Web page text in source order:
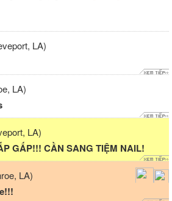
LA)
LA)
LA)
GẤP!!! CẦN SANG TIỆM NAIL!
LA)